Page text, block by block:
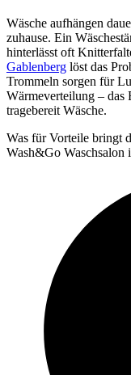
Wäsche aufhängen
zuhause. Ein
hinterlässt oft
Gablenberg löst das
Trommeln sorgen für
Wärmeverteilung – das
tragebereit Wäsche.
Was für Vorteile bringt
Wash&Go Waschsalon